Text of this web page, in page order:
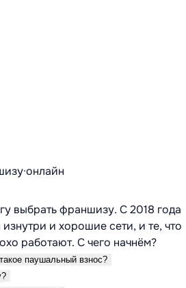
·онлайн
выбрать франшизу. С 2018 года
и хорошие сети, и те, что
работают. С чего начнём?
паушальный взнос?